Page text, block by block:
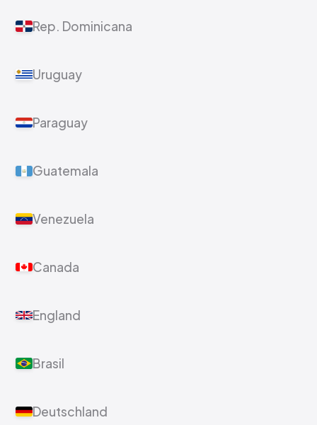
Rep. Dominicana
Uruguay
Paraguay
Guatemala
Venezuela
Canada
England
Brasil
Deutschland